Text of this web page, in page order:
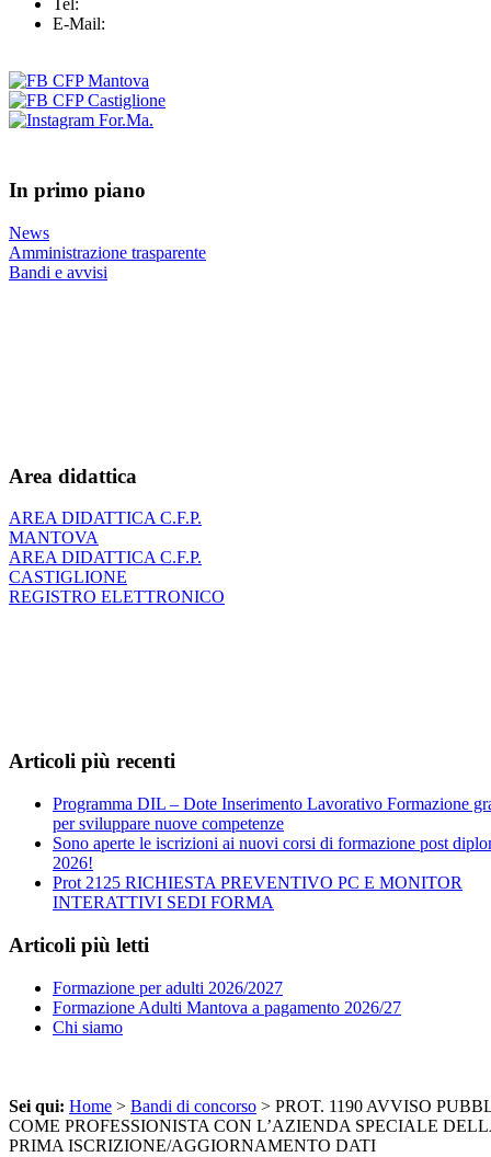
Tel:
E-Mail:
In primo piano
News
Amministrazione trasparente
Bandi e avvisi
Area didattica
AREA DIDATTICA C.F.P.
MANTOVA
AREA DIDATTICA C.F.P.
CASTIGLIONE
REGISTRO ELETTRONICO
Articoli più recenti
Programma DIL – Dote Inserimento Lavorativo Formazione
per sviluppare nuove competenze
Sono aperte le iscrizioni ai nuovi corsi di formazione post
2026!
Prot 2125 RICHIESTA PREVENTIVO PC E MONITOR
INTERATTIVI SEDI FORMA
Articoli più letti
Formazione per adulti 2026/2027
Formazione Adulti Mantova a pagamento 2026/27
Chi siamo
Sei qui: Home > Bandi di concorso > PROT. 1190 AVVISO
COME PROFESSIONISTA CON L’AZIENDA SPECIALE
PRIMA ISCRIZIONE/AGGIORNAMENTO DATI